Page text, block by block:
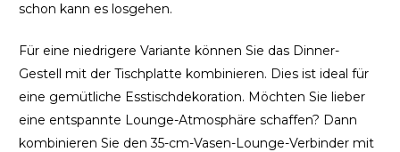
schon kann es losgehen.
Für eine niedrigere Variante können Sie das Dinner-
Gestell mit der Tischplatte kombinieren. Dies ist ideal für
eine gemütliche Esstischdekoration. Möchten Sie lieber
eine entspannte Lounge-Atmosphäre schaffen? Dann
kombinieren Sie den 35-cm-Vasen-Lounge-Verbinder mit